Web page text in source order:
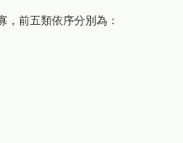
，前五類依序分別為：